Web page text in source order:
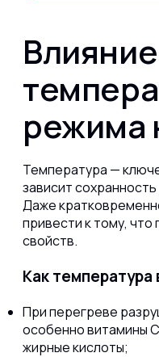
Влияние
режима
Температура —
зависит
Даже
привести к тому, что
свойств.
Как температура
При перегреве
особенно витамины
жирные кислоты;